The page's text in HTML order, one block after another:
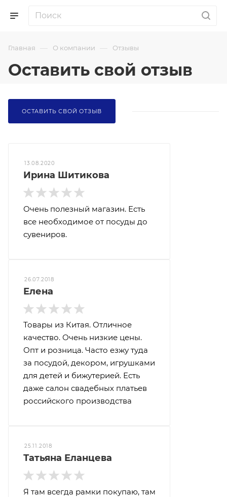
Главная — О компании — Отзывы
Оставить свой отзыв
ОСТАВИТЬ СВОЙ ОТЗЫВ
13.08.2020
Ирина Шитикова
Очень полезный магазин. Есть
все необходимое от посуды до
сувениров.
26.07.2018
Елена
Товары из Китая. Отличное
качество. Очень низкие цены.
Опт и розница. Часто езжу туда
за посудой, декором, игрушками
для детей и бижутерией. Есть
даже салон свадебных платьев
российского производства
25.11.2018
Татьяна Еланцева
Я там всегда рамки покупаю, там